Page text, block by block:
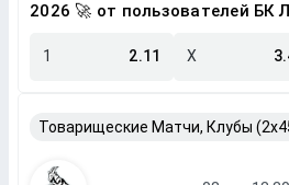
2026 🚀 от пользователей БК
1 2.11 X